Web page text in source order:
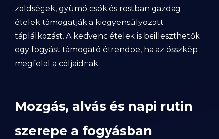
zöldségek, gyümölcsök és rostban gazdag
ételek támogatják a kiegyensúlyozott
táplálkozást. A kedvenc ételek is beilleszthetők
egy fogyást támogató étrendbe, ha az összkép
megfelel a céljaidnak.
Mozgás, alvás és napi rutin
szerepe a fogyásban